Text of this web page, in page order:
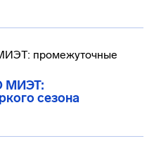
МИЭТ:
сезона